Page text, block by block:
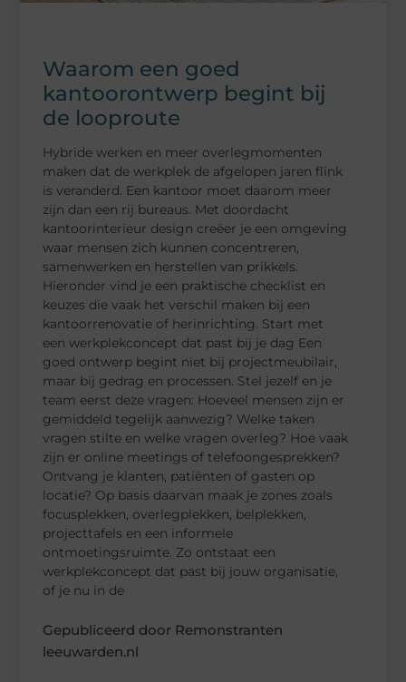
Waarom een goed
kantoorontwerp begint bij
de looproute
Hybride werken en meer overlegmomenten
maken dat de werkplek de afgelopen jaren flink
is veranderd. Een kantoor moet daarom meer
zijn dan een rij bureaus. Met doordacht
kantoorinterieur design creëer je een omgeving
waar mensen zich kunnen concentreren,
samenwerken en herstellen van prikkels.
Hieronder vind je een praktische checklist en
keuzes die vaak het verschil maken bij een
kantoorrenovatie of herinrichting. Start met
een werkplekconcept dat past bij je dag Een
goed ontwerp begint niet bij projectmeubilair,
maar bij gedrag en processen. Stel jezelf en je
team eerst deze vragen: Hoeveel mensen zijn er
gemiddeld tegelijk aanwezig? Welke taken
vragen stilte en welke vragen overleg? Hoe vaak
zijn er online meetings of telefoongesprekken?
Ontvang je klanten, patiënten of gasten op
locatie? Op basis daarvan maak je zones zoals
focusplekken, overlegplekken, belplekken,
projecttafels en een informele
ontmoetingsruimte. Zo ontstaat een
werkplekconcept dat past bij jouw organisatie,
of je nu in de
Gepubliceerd door Remonstranten
leeuwarden.nl